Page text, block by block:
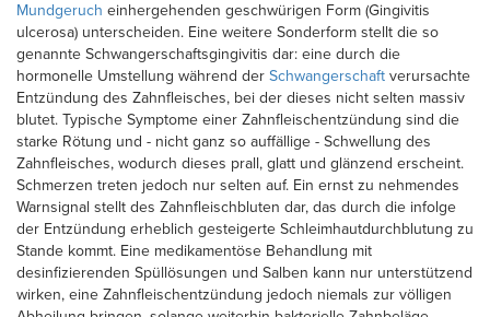
Mundgeruch einhergehenden geschwürigen Form (Gingivitis
ulcerosa) unterscheiden. Eine weitere Sonderform stellt die so
genannte Schwangerschaftsgingivitis dar: eine durch die
hormonelle Umstellung während der Schwangerschaft verursachte
Entzündung des Zahnfleisches, bei der dieses nicht selten massiv
blutet. Typische Symptome einer Zahnfleischentzündung sind die
starke Rötung und - nicht ganz so auffällige - Schwellung des
Zahnfleisches, wodurch dieses prall, glatt und glänzend erscheint.
Schmerzen treten jedoch nur selten auf. Ein ernst zu nehmendes
Warnsignal stellt des Zahnfleischbluten dar, das durch die infolge
der Entzündung erheblich gesteigerte Schleimhautdurchblutung zu
Stande kommt. Eine medikamentöse Behandlung mit
desinfizierenden Spüllösungen und Salben kann nur unterstützend
wirken, eine Zahnfleischentzündung jedoch niemals zur völligen